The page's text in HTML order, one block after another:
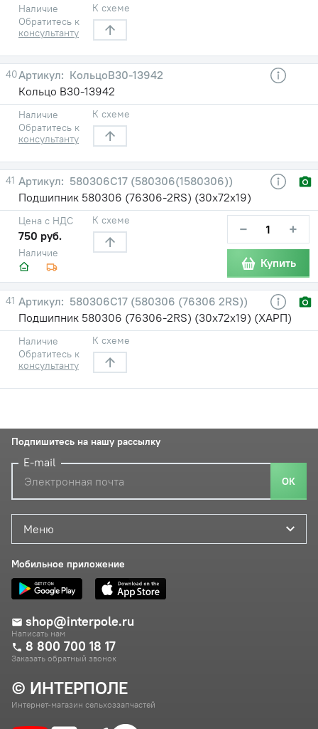
Наличие
Обратитесь к
консультанту
К схеме
40
КольцоВ30-13942
Кольцо В30-13942
Наличие
Обратитесь к
консультанту
К схеме
41
580306С17 (580306(1580306))
Подшипник 580306 (76306-2RS) (30х72х19)
Наличие
Цена с НДС
750 руб.
К схеме − +
Купить
41
580306С17 (580306 (76306 2RS))
Подшипник 580306 (76306-2RS) (30х72х19) (ХАРП)
Наличие
Обратитесь к
консультанту
К схеме
© ИНТЕРПОЛЕ
Интернет-магазин сельхоззапчастей
Меню
Мобильное приложение
shop@interpole.ru
Написать нам
8 800 700 18 17
Заказать обратный звонок
Подпишитесь на нашу рассылку
E-mail
ОК